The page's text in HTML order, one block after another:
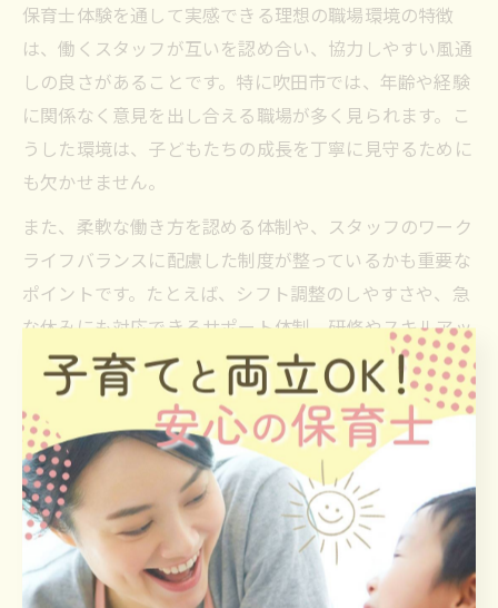
保育士体験を通して実感できる理想の職場環境の特徴
は、働くスタッフが互いを認め合い、協力しやすい風通
しの良さがあることです。特に吹田市では、年齢や経験
に関係なく意見を出し合える職場が多く見られます。こ
うした環境は、子どもたちの成長を丁寧に見守るために
も欠かせません。
また、柔軟な働き方を認める体制や、スタッフのワーク
ライフバランスに配慮した制度が整っているかも重要な
ポイントです。たとえば、シフト調整のしやすさや、急
な休みにも対応できるサポート体制、研修やスキルアッ
プの機会が用意されている園は、安心して長く働き続け
ることができます。
現場体験で「スタッフの表情が明るい」「困った時にす
ぐ相談できる雰囲気がある」と感じた場合は、理想的な
職場環境である可能性が高いです。自分の成長や働きが
いを感じられる園を選ぶためにも、現場体験で職場の空
気や働く人の姿勢をしっかり観察しましょう。